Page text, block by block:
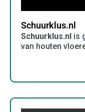
Schuurklus.nl
Schuurklus.nl is
van houten